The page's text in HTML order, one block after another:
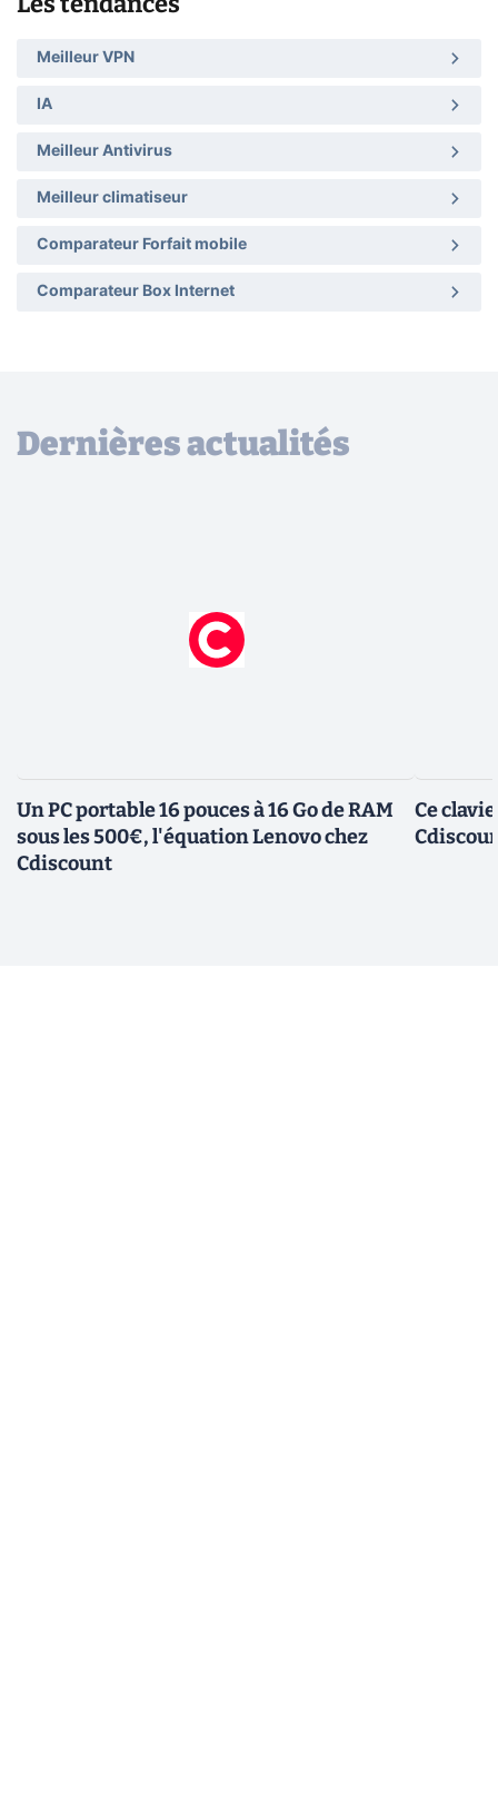
Meilleur VPN
IA
Meilleur Antivirus
Meilleur climatiseur
Comparateur Forfait mobile
Comparateur Box Internet
Dernières actualités
Un PC portable 16 pouces à 16 Go de RAM
sous les 500€, l'équation Lenovo chez
Cdiscount
Ce